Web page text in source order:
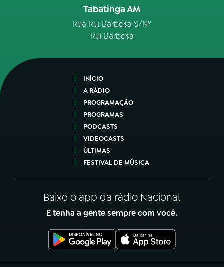
Tabatinga AM
Rua Rui Barbosa S/Nº
Rui Barbosa
INÍCIO
A RÁDIO
PROGRAMAÇÃO
PROGRAMAS
PODCASTS
VIDEOCASTS
ÚLTIMAS
FESTIVAL DE MÚSICA
Baixe o app da rádio Nacional
E tenha a gente sempre com você.